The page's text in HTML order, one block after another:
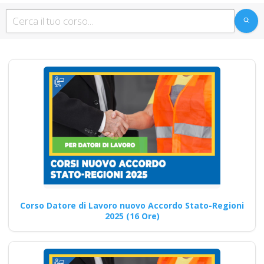
ecm piccole medie
grandi preventivo
agricola imprese
industrie aziende
imprenditore
obblighi formazione
partecipata datore
di lavoro
Ruolo del Responsabile del
Sistema di Gestione della
Aggiornamento…
Continua
Corso Datore di Lavoro nuovo Accordo Stato-Regioni
2025 (16 Ore)